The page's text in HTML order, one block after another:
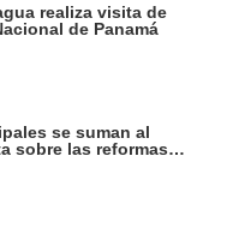
realiza visita de
de Panamá
se suman al
sobre las reformas